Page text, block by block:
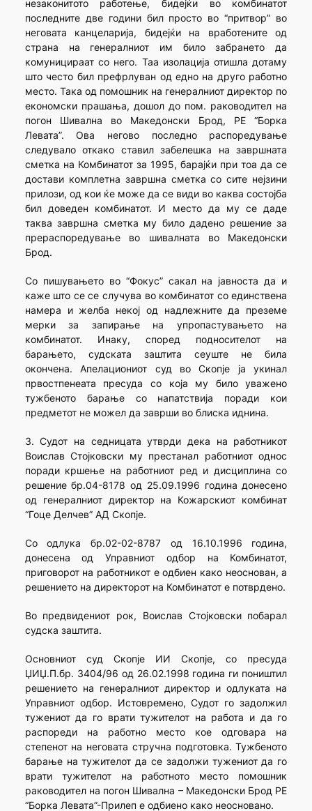
незаконитото работење, бидејќи во комбинатот
последните две години бил просто во “притвор” во
неговата канцеларија, бидејќи на вработените од
страна на генералниот им било забрането да
комуницираат со него. Таа изолација отишла дотаму
што често бил префрлуван од едно на друго работно
место. Така од помошник на генералниот директор по
економски прашања, дошол до пом. раководител на
погон Шивална во Македонски Брод, РЕ “Борка
Левата”. Ова негово последно распоредување
следувало откако ставил забелешка на завршната
сметка на Комбинатот за 1995, барајќи при тоа да се
достави комплетна завршна сметка со сите нејзини
прилози, од кои ќе може да се види во каква состојба
бил доведен комбинатот. И место да му се даде
таква завршна сметка му било дадено решение за
прераспоредување во шивалната во Македонски
Брод.
Со пишувањето во “Фокус” сакал на јавноста да и
каже што се се случува во комбинатот со единствена
намера и желба некој од надлежните да преземе
мерки за запирање на упропастувањето на
комбинатот. Инаку, според подносителот на
барањето, судската заштита сеуште не била
окончена. Апелациониот суд во Скопје ја укинал
првостпенеата пресуда со која му било уважено
тужбеното барање со напатствија поради кои
предметот не можел да заврши во блиска иднина.
3. Судот на седницата утврди дека на работникот
Воислав Стојковски му престанал работниот однос
поради кршење на работниот ред и дисциплина со
решение бр.04-8178 од 25.09.1996 година донесено
од генералниот директор на Кожарскиот комбинат
“Гоце Делчев” АД Скопје.
Со одлука бр.02-02-8787 од 16.10.1996 година,
донесена од Управниот одбор на Комбинатот,
приговорот на работникот е одбиен како неоснован, а
решението на директорот на Комбинатот е потврдено.
Во предвидениот рок, Воислав Стојковски побарал
судска заштита.
Основниот суд Скопје ИИ Скопје, со пресуда
ЏИЏ.П.бр. 3404/96 од 26.02.1998 година ги поништил
решението на генералниот директор и одлуката на
Управниот одбор. Истовремено, Судот го задолжил
тужениот да го врати тужителот на работа и да го
распореди на работно место кое одговара на
степенот на неговата стручна подготовка. Тужбеното
барање на тужителот да се задолжи тужениот да го
врати тужителот на работното место помошник
раководител на погон Шивална – Македонски Брод РЕ
“Борка Левата”-Прилеп е одбиено како неосновано.